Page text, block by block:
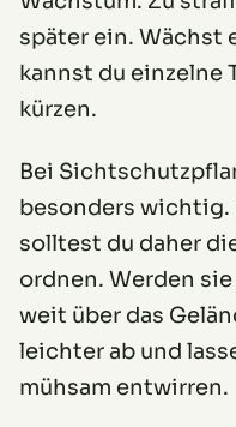
später ein. Wächst
kannst du einzelne
kürzen.
Bei
besonders wichtig.
solltest du daher
ordnen. Werden
weit über das
leichter ab und
mühsam entwirren.